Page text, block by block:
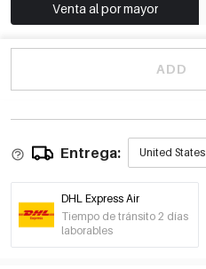
Venta al por mayor
ADD
Entrega: United States
DHL Express Air
Tiempo de tránsito 2 días
laborables